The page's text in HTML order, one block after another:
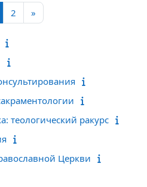
Page 1
2 Page 2
»
теологический ракурс
Церкви